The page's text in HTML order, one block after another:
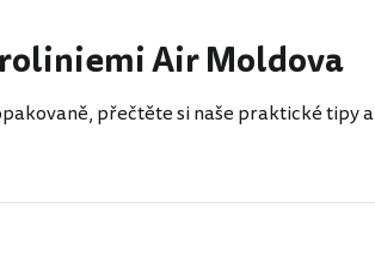
Air Moldova
přečtěte si naše praktické tipy a